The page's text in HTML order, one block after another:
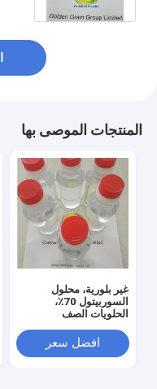
المنتجات الموصى بها
غير بلورية، محلول
السوربيتول 70٪،
الحلويات الصف
معيار FCC، سعر تنافسي
افضل سعر